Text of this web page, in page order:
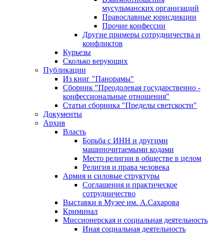
мусульманских организаций
Православные юрисдикции
Прочие конфессии
Другие примеры сотрудничества и
конфликтов
Курьезы
Сколько верующих
Публикации
Из книг "Панорамы"
Сборник "Преодолевая государственно -
конфессиональные отношения"
Статьи сборника "Пределы светскости"
Документы
Архив
Власть
Борьба с ИНН и другими
машиночитаемыми кодами
Место религии в обществе в целом
Религия и права человека
Армия и силовые структуры
Соглашения и практическое
сотрудничество
Выставки в Музее им. А.Сахарова
Криминал
Миссионерская и социальная деятельность
Иная социальная деятельность